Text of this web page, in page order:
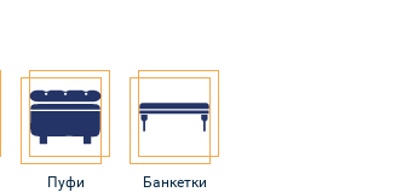
Пуфи Банкетки